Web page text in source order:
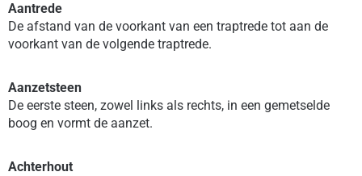
Aantrede
De afstand van de voorkant van een traptrede tot aan de
voorkant van de volgende traptrede.
Aanzetsteen
De eerste steen, zowel links als rechts, in een gemetselde
boog en vormt de aanzet.
Achterhout